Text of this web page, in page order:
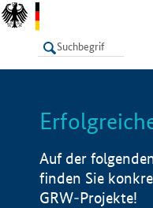
LISTE
Auf der
finden Sie
GRW-Projekte!